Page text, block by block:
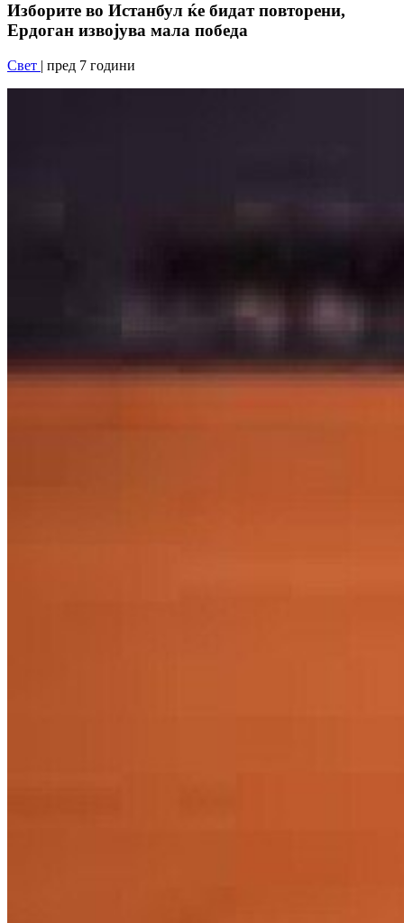
Изборите во Истанбул ќе бидат повторени,
Ердоган извојува мала победа
Свет | пред 7 години